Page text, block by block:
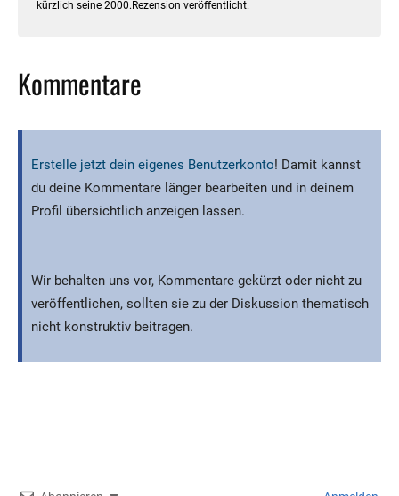
kürzlich seine 2000.Rezension veröffentlicht.
Kommentare
Erstelle jetzt dein eigenes Benutzerkonto! Damit kannst
du deine Kommentare länger bearbeiten und in deinem
Profil übersichtlich anzeigen lassen.
Wir behalten uns vor, Kommentare gekürzt oder nicht zu
veröffentlichen, sollten sie zu der Diskussion thematisch
nicht konstruktiv beitragen.